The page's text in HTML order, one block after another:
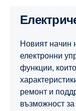
Новият начин
електронни
функции,
ремонт и
възможност